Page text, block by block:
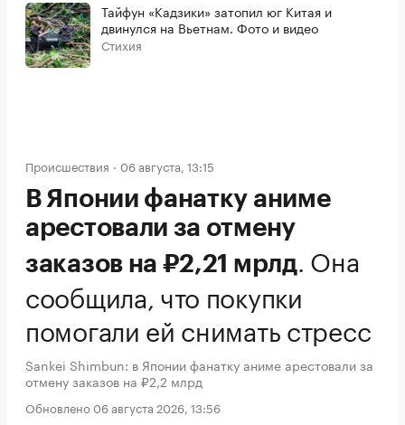
Тайфун «Кадзики» затопил юг Китая и
двинулся на Вьетнам. Фото и видео
Стихия
Происшествия 06 августа, 13:15
В Японии фанатку аниме
арестовали за отмену
заказов на ₽2,21 мрлд. Она
сообщила, что покупки
помогали ей снимать стресс
Sankei Shimbun: в Японии фанатку аниме арестовали за
отмену заказов на ₽2,2 млрд
Обновлено 06 августа 2026, 13:56